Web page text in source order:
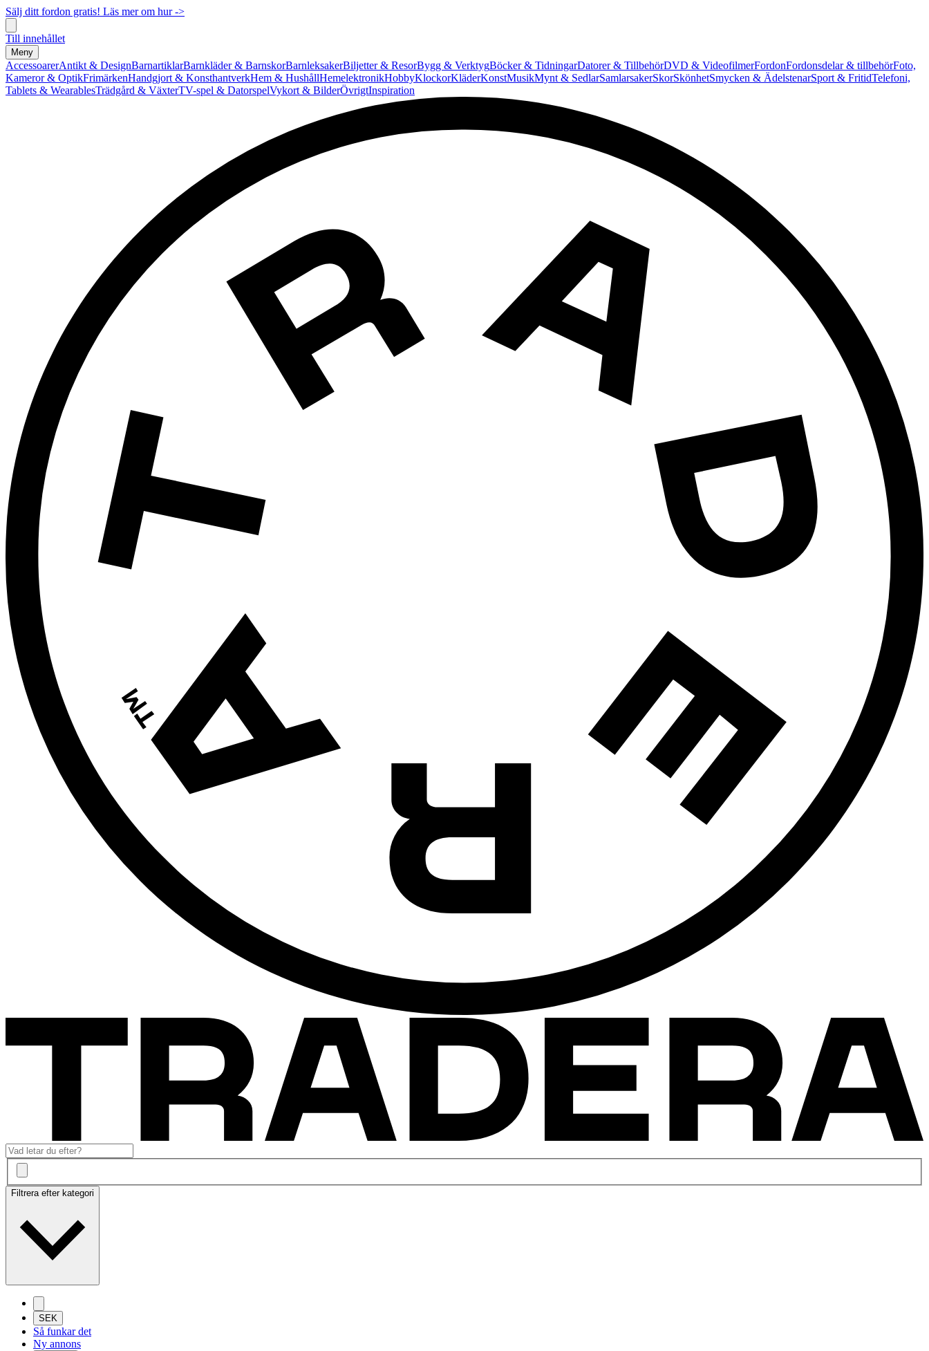
Sälj ditt fordon gratis! Läs mer om hur ->
Till innehållet
Meny
AccessoarerAntikt & DesignBarnartiklarBarnkläder & BarnskorBarnleksakerBiljetter & ResorBygg & VerktygBöcker & TidningarDatorer & TillbehörDVD & VideofilmerFordonFordonsdelar & tillbehörFoto,
Kameror & OptikFrimärkenHandgjort & KonsthantverkHem & HushållHemelektronikHobbyKlockorKläderKonstMusikMynt & SedlarSamlarsakerSkorSkönhetSmycken & ÄdelstenarSport & FritidTelefoni,
Tablets & WearablesTrädgård & VäxterTV-spel & DatorspelVykort & BilderÖvrigtInspiration
Filtrera efter kategori
SEK
Så funkar det
Ny annons